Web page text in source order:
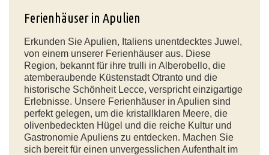
Ferienhäuser in Apulien
Erkunden Sie Apulien, Italiens unentdecktes Juwel,
von einem unserer Ferienhäuser aus. Diese
Region, bekannt für ihre trulli in Alberobello, die
atemberaubende Küstenstadt Otranto und die
historische Schönheit Lecce, verspricht einzigartige
Erlebnisse. Unsere Ferienhäuser in Apulien sind
perfekt gelegen, um die kristallklaren Meere, die
olivenbedeckten Hügel und die reiche Kultur und
Gastronomie Apuliens zu entdecken. Machen Sie
sich bereit für einen unvergesslichen Aufenthalt im